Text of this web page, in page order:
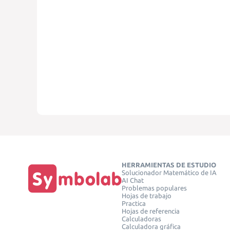
HERRAMIENTAS DE ESTUDIO
Solucionador Matemático de IA
AI Chat
Problemas populares
Hojas de trabajo
Practica
Hojas de referencia
Calculadoras
Calculadora gráfica